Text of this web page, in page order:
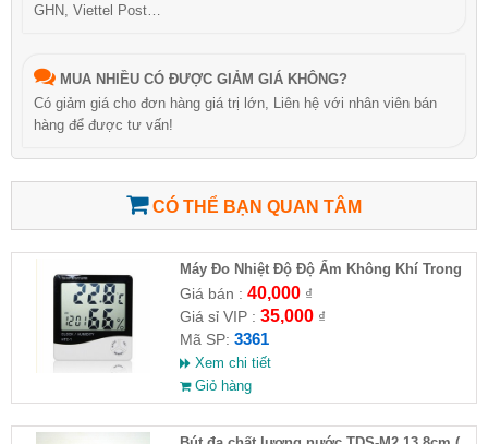
GHN, Viettel Post…
MUA NHIỀU CÓ ĐƯỢC GIẢM GIÁ KHÔNG?
Có giảm giá cho đơn hàng giá trị lớn, Liên hệ với nhân viên bán
hàng để được tư vấn!
CÓ THỂ BẠN QUAN TÂM
Máy Đo Nhiệt Độ Độ Ẩm Không Khí Trong
Phòng HTC-1
Giá bán : 40,000₫
Giá sỉ VIP : 35,000₫
Mã SP: 3361
Xem chi tiết
Giỏ hàng